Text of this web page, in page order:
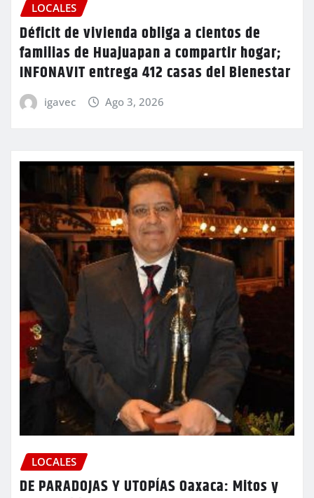
LOCALES
Déficit de vivienda obliga a cientos de
familias de Huajuapan a compartir hogar;
INFONAVIT entrega 412 casas del Bienestar
igavec Ago 3, 2026
LOCALES
DE PARADOJAS Y UTOPÍAS Oaxaca: Mitos y